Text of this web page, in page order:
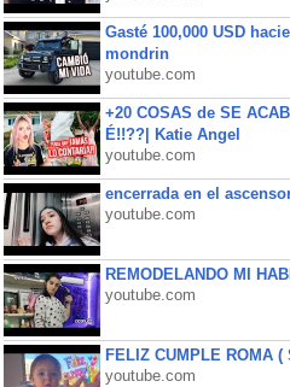
Gasté 100,000 USD
mondrin
youtube.com
+20 COSAS de SE
É!!??| Katie Angel
youtube.com
encerrada en el
youtube.com
REMODELANDO MI
youtube.com
FELIZ CUMPLE ROMA (
youtube.com